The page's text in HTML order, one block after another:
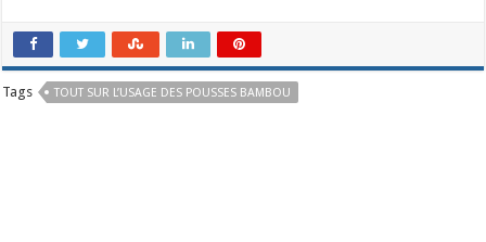
Tags TOUT SUR L’USAGE DES POUSSES BAMBOU